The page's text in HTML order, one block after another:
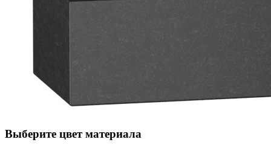
Выберите цвет материала